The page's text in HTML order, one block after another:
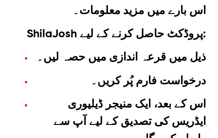
اس بارے میں مزید معلومات۔
ShilaJosh پروڈکٹ حاصل کرنے کے لیے:
ذیل میں قرعہ اندازی میں حصہ لیں۔
درخواست فارم پُر کریں۔
اس کے بعد، ایک منیجر ڈیلیوری
ایڈریس کی تصدیق کے لیے آپ سے